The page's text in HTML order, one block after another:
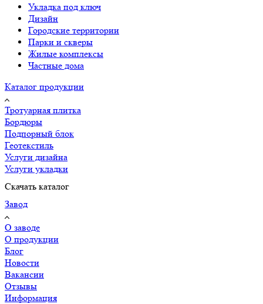
Укладка под ключ
Дизайн
Городские территории
Парки и скверы
Жилые комплексы
Частные дома
Каталог продукции
Тротуарная плитка
Бордюры
Подпорный блок
Геотекстиль
Услуги дизайна
Услуги укладки
Скачать каталог
Завод
О заводе
О продукции
Блог
Новости
Вакансии
Отзывы
Информация